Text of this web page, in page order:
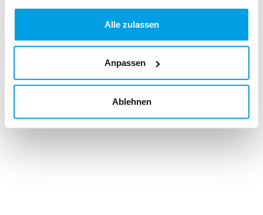
Alle zulassen
Anpassen
Ablehnen